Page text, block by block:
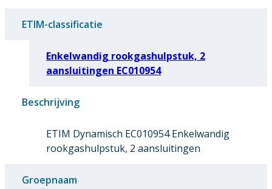
ETIM-classificatie
Enkelwandig rookgashulpstuk, 2
aansluitingen EC010954
Beschrijving
ETIM Dynamisch EC010954 Enkelwandig
rookgashulpstuk, 2 aansluitingen
Groepnaam